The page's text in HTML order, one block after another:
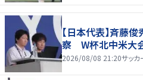
【日本代表】斉藤
察 W杯北中米大
2026/08/08 21:20サッカ